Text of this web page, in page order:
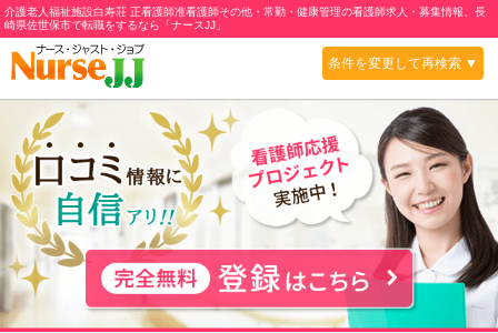
介護老人福祉施設白寿荘 正看護師准看護師その他・常勤・健康管理の看護師求人・募集情報、長
崎県佐世保市で転職をするなら「ナースJJ」
条件を変更して再検索 ▼